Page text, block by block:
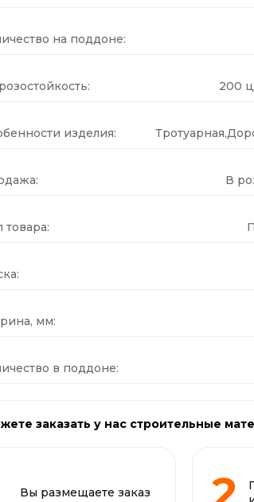
на поддоне:
200
изделия:
В
товара:
мм:
в поддоне:
заказать у нас строительные
Вы размещаете заказ